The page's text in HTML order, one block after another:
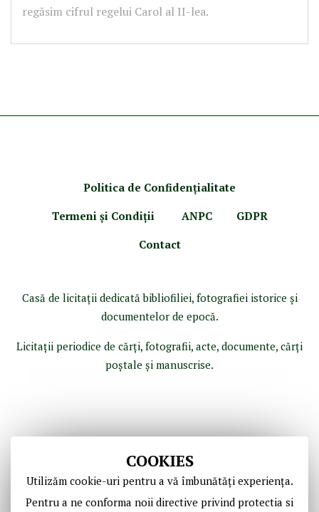
regăsim cifrul regelui Carol al II-lea.
COOKIES
Utilizăm cookie-uri pentru a vă îmbunătăți experiența.
Pentru a ne conforma noii directive privind protectia si
Politica de Confidenţialitate
Termeni şi Condiţii
ANPC
GDPR
Contact
Casă de licitaţii dedicată bibliofiliei, fotografiei istorice şi
documentelor de epocă.
Licitaţii periodice de cărţi, fotografii, acte, documente, cărţi
poştale şi manuscrise.